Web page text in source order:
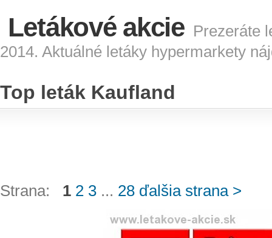
Letákové akcie Prezeráte
2014. Aktuálné letáky hypermarkety
Top leták Kaufland
Strana: 1 2 3 ... 28 ďalšia strana >